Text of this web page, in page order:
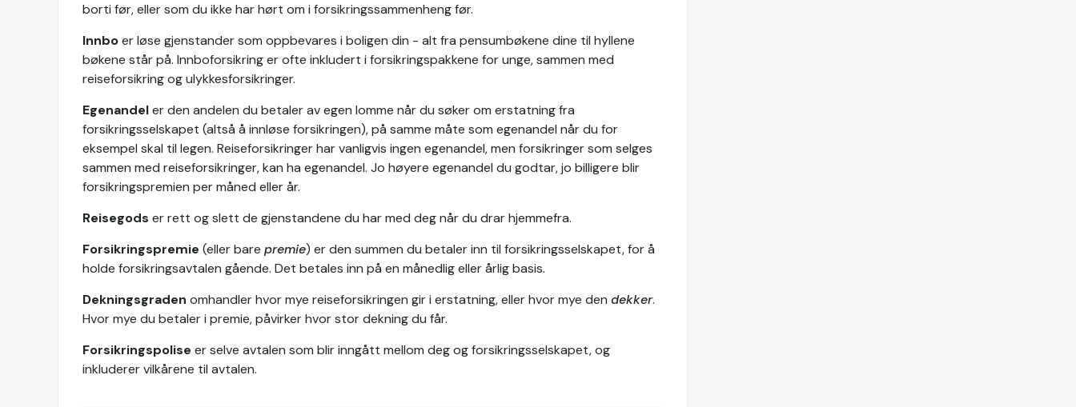
borti før, eller som du ikke har hørt om i forsikringssammenheng før.
Innboer løse gjenstander som oppbevares i boligen din - alt fra pensumbøkene dine til hyllene
bøkene står på. Innboforsikring er ofte inkludert i forsikringspakkene for unge, sammen med
reiseforsikring og ulykkesforsikringer.
Egenandeler den andelen du betaler av egen lomme når du søker om erstatning fra
forsikringsselskapet (altså å innløse forsikringen), på samme måte som egenandel når du for
eksempel skal til legen. Reiseforsikringer har vanligvis ingen egenandel, men forsikringer som selges
sammen med reiseforsikringer, kan ha egenandel. Jo høyere egenandel du godtar, jo billigere blir
forsikringspremien per måned eller år.
Reisegods er rett og slett de gjenstandene du har med deg når du drar hjemmefra.
Forsikringspremie (eller bare premie) er den summen du betaler inn til forsikringsselskapet, for å
holde forsikringsavtalen gående. Det betales inn på en månedlig eller årlig basis.
Dekningsgraden omhandler hvor mye reiseforsikringen gir i erstatning, eller hvor mye den dekker.
Hvor mye du betaler i premie, påvirker hvor stor dekning du får.
Forsikringspolise er selve avtalen som blir inngått mellom deg og forsikringsselskapet, og
inkluderer vilkårene til avtalen.